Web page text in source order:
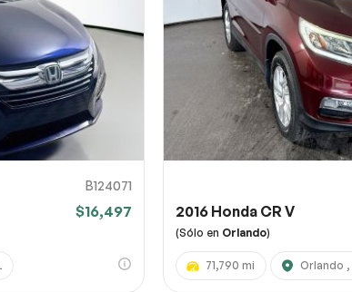
B124071
$16,497 2016 Honda CR V
(Sólo en Orlando)
71,790 mi Orlando ,
100% SÉCURITAIRE
URL de la página
URL de captura de pantalla
Comparte un enlace a una captura de pantalla o un
(opcional). Puedes subir el archivo a servicios como
OneDrive y pegar aquí el enlace para compartir.